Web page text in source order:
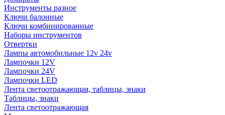
Инструменты разное
Ключи балонные
Ключи комбинированные
Наборы инструментов
Отвертки
Лампы автомобильные 12v 24v
Лампочки 12V
Лампочки 24V
Лампочки LED
Лента светоотражающая, таблицы, знаки
Таблицы, знаки
Лента светоотражающая